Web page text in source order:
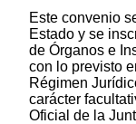
Este convenio
Estado y se
de Órganos e
con lo previsto
Régimen
carácter
Oficial de la